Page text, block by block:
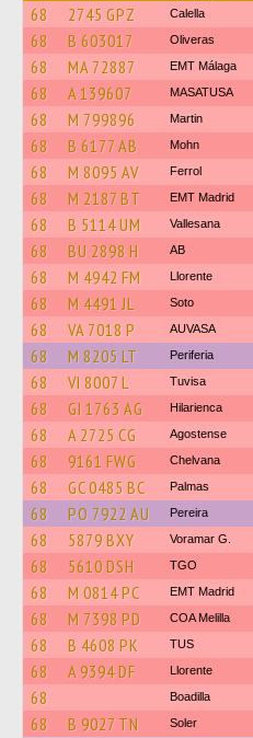
68 2745 GPZ Calella
68 B 603017 Oliveras
68 MA 72887 EMT Málaga
68 A 139607 MASATUSA
68 M 799896 Martin
68 B 6177 AB Mohn
68 M 8095 AV Ferrol
68 M 2187 BT EMT Madrid
68 B 5114 UM Vallesana
68 BU 2898 H AB
68 M 4942 FM Llorente
68 M 4491 JL Soto
68 VA 7018 P AUVASA
68 M 8205 LT Periferia
68 VI 8007 L Tuvisa
68 GI 1763 AG Hilarienca
68 A 2725 CG Agostense
68 9161 FWG Chelvana
68 GC 0485 BC Palmas
68 PO 7922 AU Pereira
68 5879 BXY Voramar G.
68 5610 DSH TGO
68 M 0814 PC EMT Madrid
68 M 7398 PD COA Melilla
68 B 4608 PK TUS
68 A 9394 DF Llorente
68 Boadilla
68 B 9027 TN Soler